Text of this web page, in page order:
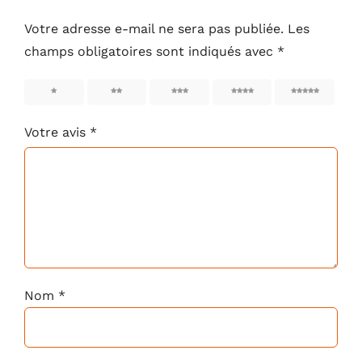
Votre adresse e-mail ne sera pas publiée. Les
champs obligatoires sont indiqués avec *
Votre avis *
Nom *